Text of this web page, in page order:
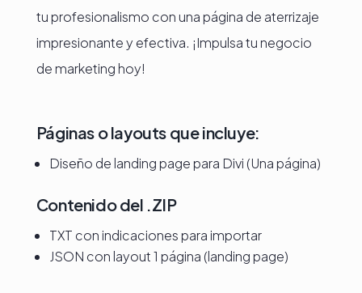
tu profesionalismo con una página de aterrizaje
impresionante y efectiva. ¡Impulsa tu negocio
de marketing hoy!
Páginas o layouts que incluye:
Diseño de landing page para Divi (Una página)
Contenido del .ZIP
TXT con indicaciones para importar
JSON con layout 1 página (landing page)